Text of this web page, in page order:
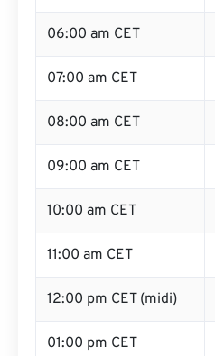
06:00 am CET
07:00 am CET
08:00 am CET
09:00 am CET
10:00 am CET
11:00 am CET
12:00 pm CET (midi)
01:00 pm CET